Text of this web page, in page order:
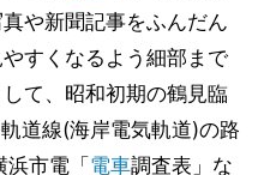
や新聞記事をふんだん
すくなるよう細部まで
て、昭和初期の鶴見臨
道線(海岸電気軌道)の路
市電「 電車調査表」な